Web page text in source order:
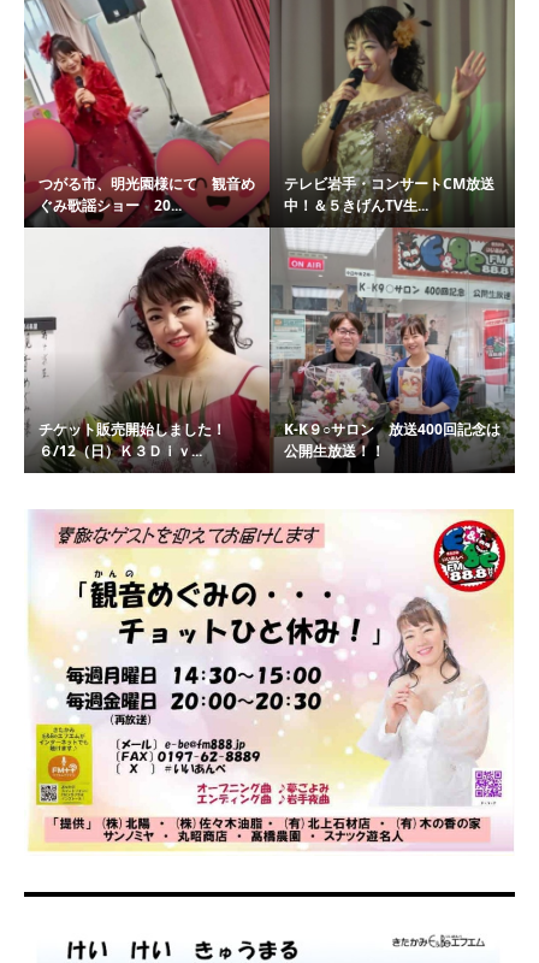
つがる市、明光園様にて 観音め
ぐみ歌謡ショー 20...
テレビ岩手・コンサートCM放送
中！＆５きげんTV生...
チケット販売開始しました！
６/12（日）Ｋ３Ｄｉｖ...
K-K９○サロン 放送400回記念は
公開生放送！！